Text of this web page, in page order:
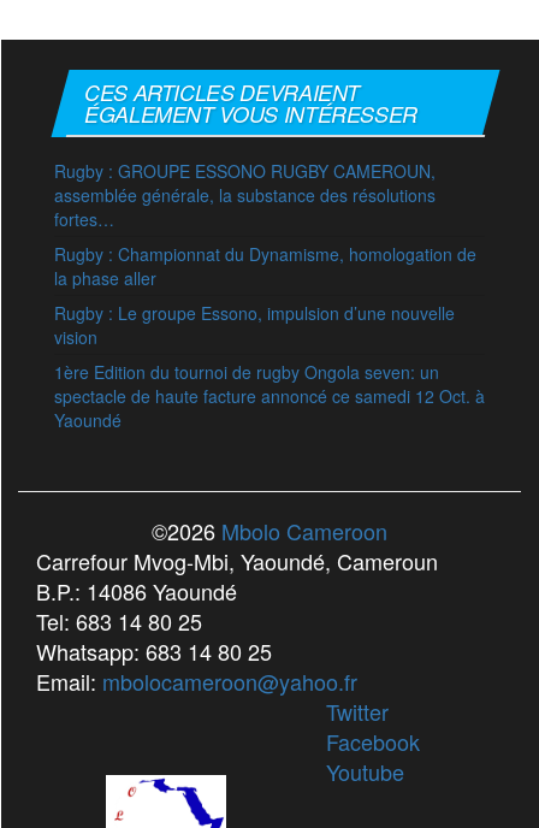
CES ARTICLES DEVRAIENT
ÉGALEMENT VOUS INTÉRESSER
Rugby : GROUPE ESSONO RUGBY CAMEROUN,
assemblée générale, la substance des résolutions
fortes…
Rugby : Championnat du Dynamisme, homologation de
la phase aller
Rugby : Le groupe Essono, impulsion d’une nouvelle
vision
1ère Edition du tournoi de rugby Ongola seven: un
spectacle de haute facture annoncé ce samedi 12 Oct. à
Yaoundé
©2026 Mbolo Cameroon
Carrefour Mvog-Mbi, Yaoundé, Cameroun
B.P.: 14086 Yaoundé
Tel: 683 14 80 25
Whatsapp: 683 14 80 25
Email: mbolocameroon@yahoo.fr
Twitter
Facebook
Youtube